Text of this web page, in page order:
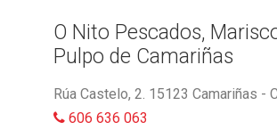
O Nito Pescados,
Pulpo de Camariñas
Rúa Castelo, 2. 15123 Camariñas -
606 636 063